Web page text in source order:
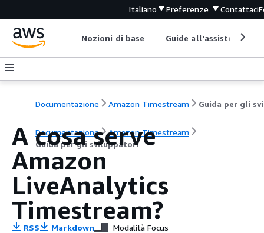
Italiano Preferenze Contattaci
Nozioni di base Guide all'assistenza
Documentazione Amazon Timestream
Documentazione
Amazon Timestream
Guida per gli sviluppatori
A cosa serve
Amazon
LiveAnalytics
Timestream?
RSS Markdown Modalità Focus